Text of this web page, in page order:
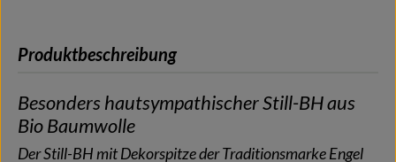
Produktbeschreibung
Besonders hautsympathischer Still-BH aus
Bio Baumwolle
Der Still-BH mit Dekorspitze der Traditionsmarke Engel